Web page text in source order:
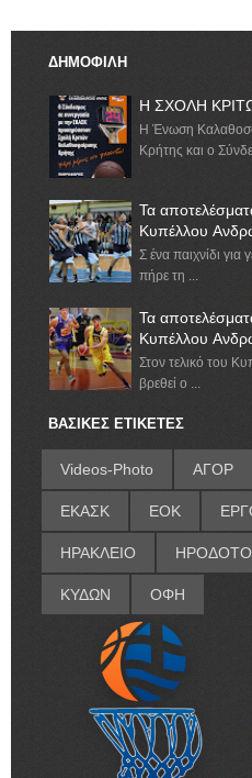
ΔΗΜΟΦΙΛΗ
Η ΣΧΟΛΗ
Η Ένωση
Κρήτης και ο
Τα
Κυπέλλου
Σ ένα παιχνίδι
πήρε τη ...
Τα
Κυπέλλου
Στον τελικό του
βρεθεί ο ...
ΒΑΣΙΚΕΣ ΕΤΙΚΕΤΕΣ
Videos-Photo ΑΓΟΡ
ΕΚΑΣΚ ΕΟΚ
ΗΡΑΚΛΕΙΟ
ΚΥΔΩΝ ΟΦΗ